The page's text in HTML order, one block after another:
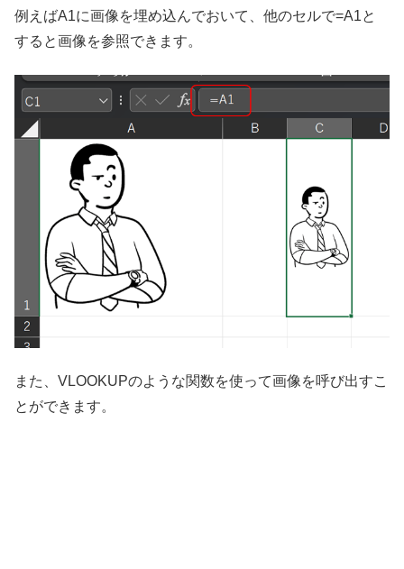
例えばA1に画像を埋め込んでおいて、他のセルで=A1と
すると画像を参照できます。
また、VLOOKUPのような関数を使って画像を呼び出すこ
とができます。